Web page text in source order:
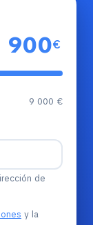
€
9 000 €
de
y la